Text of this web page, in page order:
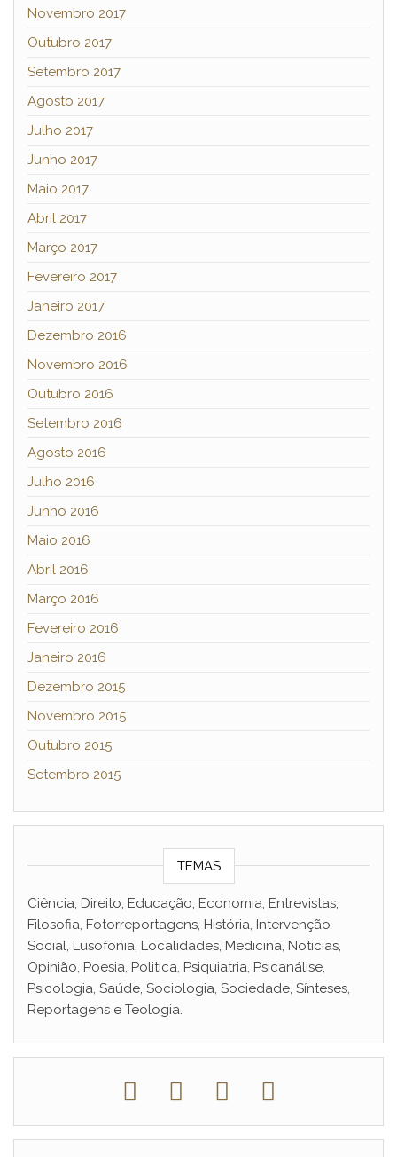
Novembro 2017
Outubro 2017
Setembro 2017
Agosto 2017
Julho 2017
Junho 2017
Maio 2017
Abril 2017
Março 2017
Fevereiro 2017
Janeiro 2017
Dezembro 2016
Novembro 2016
Outubro 2016
Setembro 2016
Agosto 2016
Julho 2016
Junho 2016
Maio 2016
Abril 2016
Março 2016
Fevereiro 2016
Janeiro 2016
Dezembro 2015
Novembro 2015
Outubro 2015
Setembro 2015
TEMAS
Ciência, Direito, Educação, Economia, Entrevistas,
Filosofia, Fotorreportagens, História, Intervenção
Social, Lusofonia, Localidades, Medicina, Noticias,
Opinião, Poesia, Politica, Psiquiatria, Psicanálise,
Psicologia, Saúde, Sociologia, Sociedade, Sínteses,
Reportagens e Teologia.